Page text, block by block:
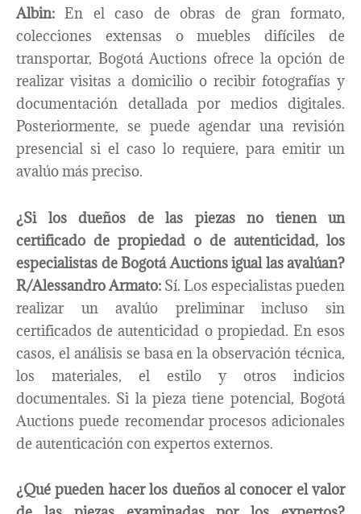
Albin: En el caso de obras de gran formato,
colecciones extensas o muebles difíciles de
transportar, Bogotá Auctions ofrece la opción de
realizar visitas a domicilio o recibir fotografías y
documentación detallada por medios digitales.
Posteriormente, se puede agendar una revisión
presencial si el caso lo requiere, para emitir un
avalúo más preciso.
¿Si los dueños de las piezas no tienen un
certificado de propiedad o de autenticidad, los
especialistas de Bogotá Auctions igual las avalúan?
R/Alessandro Armato: Sí. Los especialistas pueden
realizar un avalúo preliminar incluso sin
certificados de autenticidad o propiedad. En esos
casos, el análisis se basa en la observación técnica,
los materiales, el estilo y otros indicios
documentales. Si la pieza tiene potencial, Bogotá
Auctions puede recomendar procesos adicionales
de autenticación con expertos externos.
¿Qué pueden hacer los dueños al conocer el valor